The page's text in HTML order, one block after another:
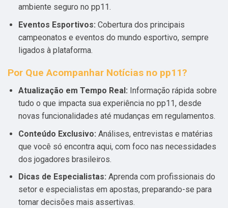
ambiente seguro no pp11.
Eventos Esportivos: Cobertura dos principais
campeonatos e eventos do mundo esportivo, sempre
ligados à plataforma.
Por Que Acompanhar Notícias no pp11?
Atualização em Tempo Real: Informação rápida sobre
tudo o que impacta sua experiência no pp11, desde
novas funcionalidades até mudanças em regulamentos.
Conteúdo Exclusivo: Análises, entrevistas e matérias
que você só encontra aqui, com foco nas necessidades
dos jogadores brasileiros.
Dicas de Especialistas: Aprenda com profissionais do
setor e especialistas em apostas, preparando-se para
tomar decisões mais assertivas.